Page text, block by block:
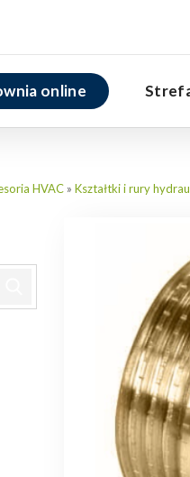
online
HVAC » Kształtki i rury